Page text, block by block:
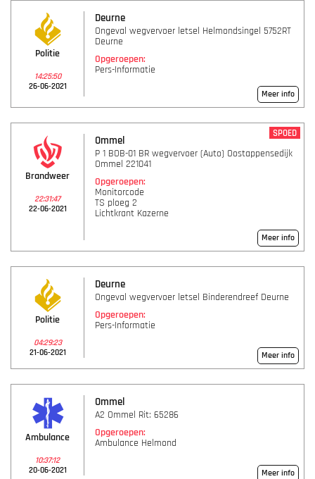
Politie
14:25:50
26-06-2021
Deurne
Ongeval wegvervoer letsel Helmondsingel 5752RT
Deurne
Opgeroepen:
Pers-Informatie
Meer info
Brandweer
22:31:47
22-06-2021
Ommel
SPOED
P 1 BOB-01 BR wegvervoer (Auto) Oostappensedijk
Ommel 221041
Opgeroepen:
Monitorcode
TS ploeg 2
Lichtkrant Kazerne
Meer info
Politie
04:29:23
21-06-2021
Deurne
Ongeval wegvervoer letsel Binderendreef Deurne
Opgeroepen:
Pers-Informatie
Meer info
Ambulance
10:37:12
20-06-2021
Ommel
A2 Ommel Rit: 65286
Opgeroepen:
Ambulance Helmond
Meer info